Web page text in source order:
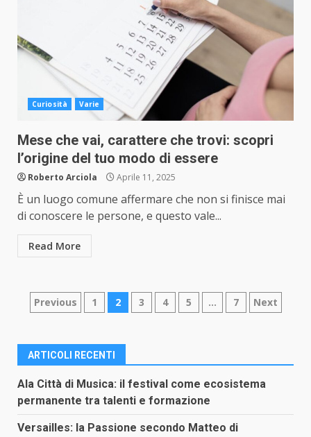
Curiosità Varie
Mese che vai, carattere che trovi: scopri
l’origine del tuo modo di essere
Roberto Arciola Aprile 11, 2025
È un luogo comune affermare che non si finisce mai
di conoscere le persone, e questo vale...
Read More
Paginazione
articoli
Previous 1 2 3 4 5 … 7 Next
ARTICOLI RECENTI
Ala Città di Musica: il festival come ecosistema
permanente tra talenti e formazione
Versailles: la Passione secondo Matteo di